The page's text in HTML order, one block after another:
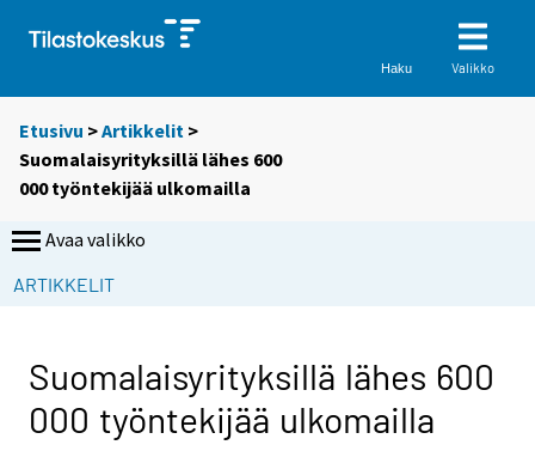
Haku Valikko
Etusivu >Artikkelit >
Suomalaisyrityksillä lähes 600
000 työntekijää ulkomailla
Avaa valikko
ARTIKKELIT
Suomalaisyrityksillä lähes 600
000 työntekijää ulkomailla